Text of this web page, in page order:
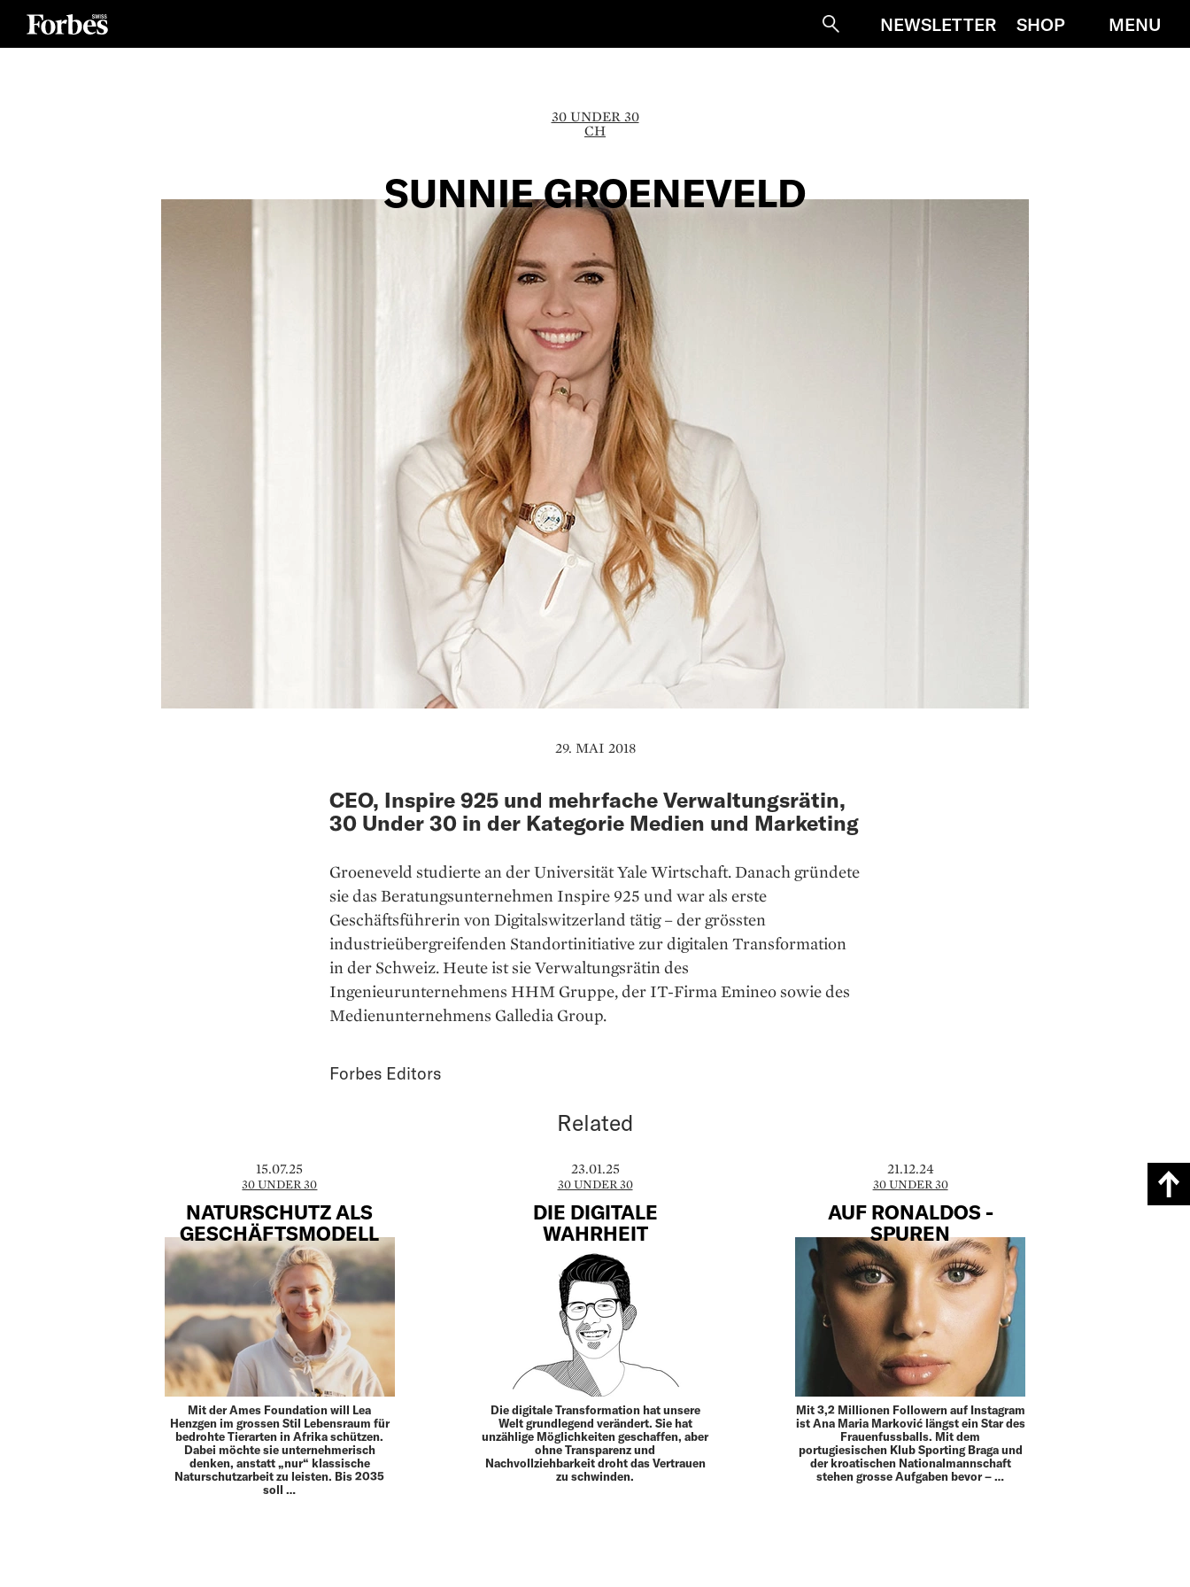
SucheNEWSLETTER SHOP MENU
30 UNDER 30
CH
SUNNIE GROENEVELD
29. MAI 2018
CEO, Inspire 925 und mehrfache Verwaltungsrätin,
30 Under 30 in der Kategorie Medien und Marketing
Groeneveld studierte an der Universität Yale Wirtschaft. Danach gründete
sie das Beratungsunternehmen Inspire 925 und war als erste
Geschäftsführerin von Digitalswitzerland tätig – der grössten
industrieübergreifenden Standortinitiative zur digitalen Transformation
in der Schweiz. Heute ist sie Verwaltungsrätin des
Ingenieurunternehmens HHM Gruppe, der IT-Firma Emineo sowie des
Medienunternehmens Galledia Group.
Forbes Editors
Related
15.07.25
30 UNDER 30
NATURSCHUTZ ALS
GESCHÄFTSMODELL
Mit der Ames Foundation will Lea
Henzgen im grossen Stil Lebensraum für
bedrohte Tierarten in Afrika schützen.
Dabei möchte sie unternehmerisch
denken, anstatt „nur“ klassische
Naturschutzarbeit zu leisten. Bis 2035
soll …
23.01.25
30 UNDER 30
DIE DIGITALE
WAHRHEIT
Die digitale Transformation hat unsere
Welt grundlegend verändert. Sie hat
unzählige Möglichkeiten geschaffen, aber
ohne Transparenz und
Nachvollziehbarkeit droht das Vertrauen
zu schwinden.
21.12.24
30 UNDER 30
AUF RONALDOS ­
SPUREN
Mit 3,2 Millionen Followern auf Instagram
ist Ana Maria Marković längst ein Star des
Frauenfussballs. Mit dem
portugiesischen Klub Sporting Braga und
der kroatischen Nationalmannschaft
stehen grosse Aufgaben bevor – …